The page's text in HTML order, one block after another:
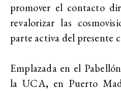
promover el contacto
revalorizar las
parte activa del presente
Emplazada en el
la UCA, en Puerto